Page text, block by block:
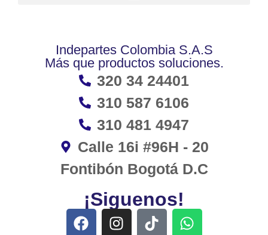
Indepartes Colombia S.A.S
Más que productos soluciones.
320 34 24401
310 587 6106
310 481 4947
Calle 16i #96H - 20
Fontibón Bogotá D.C
¡Siguenos!